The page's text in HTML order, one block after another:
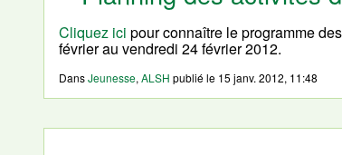
Cliquez ici pour connaître le programme
février au vendredi 24 février 2012.
DansJeunesse, ALSH publié le 15 janv. 2012, 11:48